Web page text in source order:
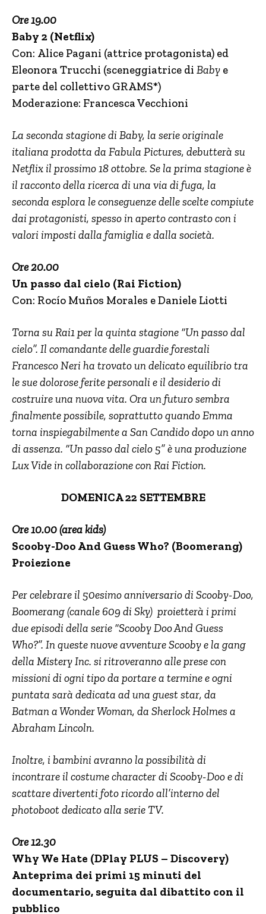
Ore 19.00
Baby 2 (Netflix)
Con: Alice Pagani (attrice protagonista) ed
Eleonora Trucchi (sceneggiatrice di Baby e
parte del collettivo GRAMS*)
Moderazione: Francesca Vecchioni
La seconda stagione di Baby, la serie originale
italiana prodotta da Fabula Pictures, debutterà su
Netflix il prossimo 18 ottobre. Se la prima stagione è
il racconto della ricerca di una via di fuga, la
seconda esplora le conseguenze delle scelte compiute
dai protagonisti, spesso in aperto contrasto con i
valori imposti dalla famiglia e dalla società.
Ore 20.00
Un passo dal cielo (Rai Fiction)
Con: Rocío Muños Morales e Daniele Liotti
Torna su Rai1 per la quinta stagione “Un passo dal
cielo”. Il comandante delle guardie forestali
Francesco Neri ha trovato un delicato equilibrio tra
le sue dolorose ferite personali e il desiderio di
costruire una nuova vita. Ora un futuro sembra
finalmente possibile, soprattutto quando Emma
torna inspiegabilmente a San Candido dopo un anno
di assenza. “Un passo dal cielo 5” è una produzione
Lux Vide in collaborazione con Rai Fiction.
DOMENICA 22 SETTEMBRE
Ore 10.00 (area kids)
Scooby-Doo And Guess Who? (Boomerang)
Proiezione
Per celebrare il 50esimo anniversario di Scooby-Doo,
Boomerang (canale 609 di Sky) proietterà i primi
due episodi della serie “Scooby Doo And Guess
Who?”. In queste nuove avventure Scooby e la gang
della Mistery Inc. si ritroveranno alle prese con
missioni di ogni tipo da portare a termine e ogni
puntata sarà dedicata ad una guest star, da
Batman a Wonder Woman, da Sherlock Holmes a
Abraham Lincoln.
Inoltre, i bambini avranno la possibilità di
incontrare il costume character di Scooby-Doo e di
scattare divertenti foto ricordo all’interno del
photoboot dedicato alla serie TV.
Ore 12.30
Why We Hate (DPlay PLUS – Discovery)
Anteprima dei primi 15 minuti del
documentario, seguita dal dibattito con il
pubblico